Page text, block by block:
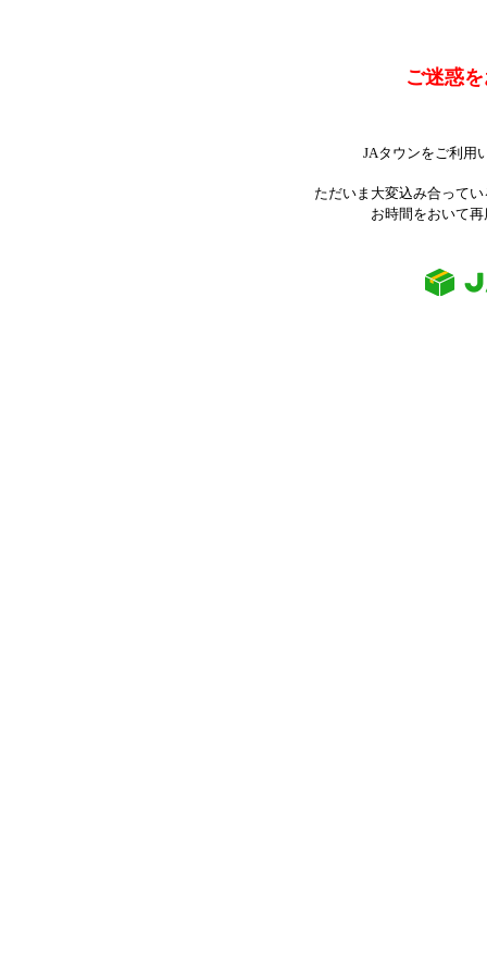
ご迷惑
JAタウンをご利用
ただいま大変込み合って
お時間をおいて